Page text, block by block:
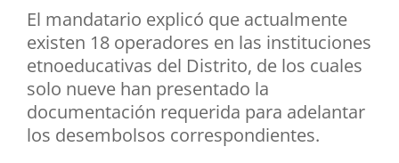
El mandatario explicó que actualmente
existen 18 operadores en las instituciones
etnoeducativas del Distrito, de los cuales
solo nueve han presentado la
documentación requerida para adelantar
los desembolsos correspondientes.